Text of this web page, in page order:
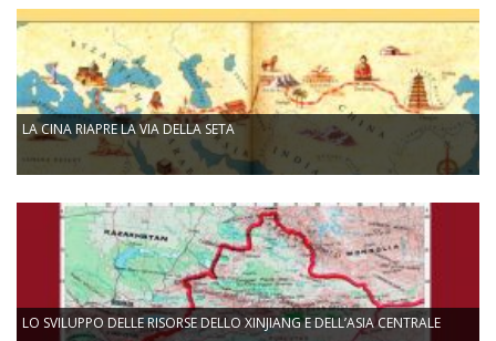
LA CINA RIAPRE LA VIA DELLA SETA
LO SVILUPPO DELLE RISORSE DELLO XINJIANG E DELL’ASIA CENTRALE